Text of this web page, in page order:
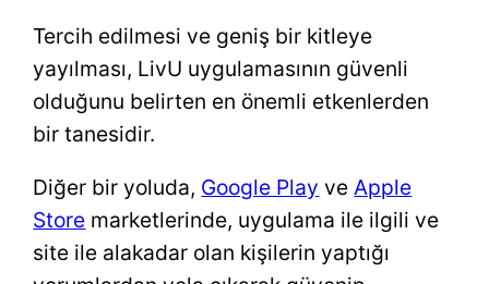
Tercih edilmesi ve geniş bir kitleye
yayılması, LivU uygulamasının güvenli
olduğunu belirten en önemli etkenlerden
bir tanesidir.
Diğer bir yoluda, Google Play veApple
Store marketlerinde, uygulama ile ilgili ve
site ile alakadar olan kişilerin yaptığı